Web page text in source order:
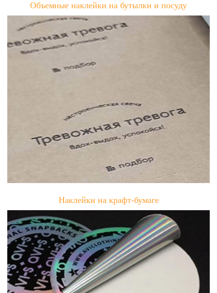
Объемные наклейки на бутылки и посуду
Наклейки на крафт-бумаге